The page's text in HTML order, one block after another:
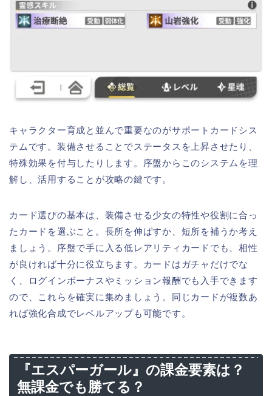
キャラクター育成と並んで重要なのがサポートカードシス
テムです。装備させることでステータスを上昇させたり、
特殊効果を付与したりします。序盤からこのシステムを理
解し、活用することが攻略の鍵です。
カード選びの基本は、装備させる少女の特性や役割に合っ
たカードを選ぶこと。長所を伸ばすか、短所を補うか考え
ましょう。序盤で手に入る低レアリティカードでも、相性
が良ければ十分に役立ちます。カードはガチャだけでな
く、ログインボーナスやミッション報酬でも入手できます
ので、これらを確実に集めましょう。同じカードが複数あ
れば強化合成でレベルアップも可能です。
『エスパーガール』の課金要素は？
無課金でも勝てる？